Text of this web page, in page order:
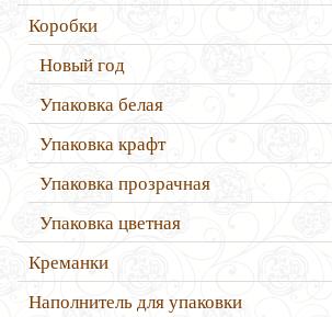
Коробки
Новый год
Упаковка белая
Упаковка крафт
Упаковка прозрачная
Упаковка цветная
Креманки
Наполнитель для упаковки